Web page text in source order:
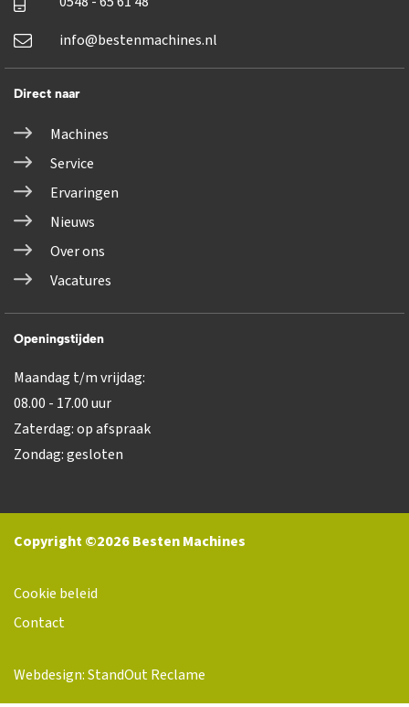
info@bestenmachines.nl
Direct naar
Machines
Service
Ervaringen
Nieuws
Over ons
Vacatures
Openingstijden
Maandag t/m vrijdag:
08.00 - 17.00 uur
Zaterdag: op afspraak
Zondag: gesloten
Copyright ©2026 Besten Machines
Cookie beleid
Contact
Webdesign: StandOut Reclame